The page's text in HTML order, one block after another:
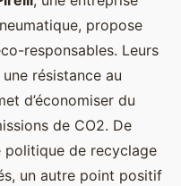
propose
responsables. Leurs
résistance au
d’économiser du
de CO2. De
politique de recyclage
un autre point positif